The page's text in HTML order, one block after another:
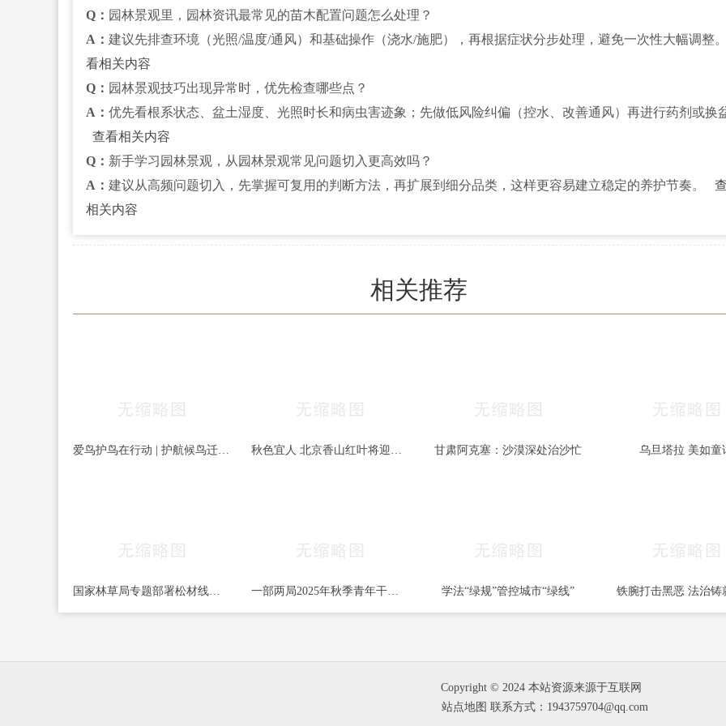
Q： 园林景观里，园林资讯最常见的苗木配置问题怎么处理？
A： 建议先排查环境（光照/温度/通风）和基础操作（浇水/施肥），再根据症状分步处理，避免一次性大幅调整。
看相关内容
Q： 园林景观技巧出现异常时，优先检查哪些点？
A： 优先看根系状态、盆土湿度、光照时长和病虫害迹象；先做低风险纠偏（控水、改善通风）再进行药剂或换
查看相关内容
Q： 新手学习园林景观，从园林景观常见问题切入更高效吗？
A： 建议从高频问题切入，先掌握可复用的判断方法，再扩展到细分品类，这样更容易建立稳定的养护节奏。
相关内容
相关推荐
爱鸟护鸟在行动 | 护航候鸟迁徙，守护鸟类家园！哈尔滨青少年在行动…… 甘肃阿克塞：沙漠深处治沙忙 乌旦塔拉 美如童
国家林草局专题部署松材线虫病等疫情防控工作 一部两局2025年秋季青年干部培训班和处级干部进修班开班 学法“绿规”管控城市“绿线” 铁腕打击黑恶 法治铸
Copyright © 2024 本站资源来源于互联网
站点地图 联系方式：1943759704@qq.com